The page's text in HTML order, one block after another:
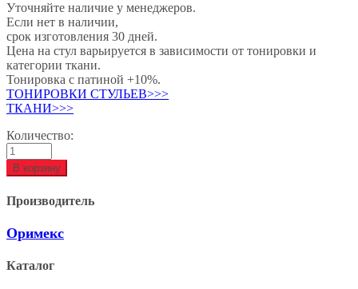
Уточняйте наличие у менеджеров.
Если нет в наличии,
срок изготовления 30 дней.
Цена на стул варьируется в зависимости от тонировки и
категории ткани.
Тонировка с патиной +10%.
ТОНИРОВКИ СТУЛЬЕВ>>>
ТКАНИ>>>
Количество:
В корзину
Производитель
Оримекс
Каталог